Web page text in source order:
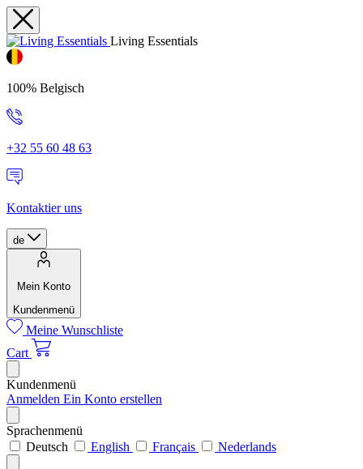
Living Essentials
100% Belgisch
+32 55 60 48 63
Kontaktier uns
de
Mein Konto
Kundenmenü
Meine Wunschliste
Cart
Kundenmenü
Anmelden Ein Konto erstellen
Sprachenmenü
Deutsch
English Français Nederlands